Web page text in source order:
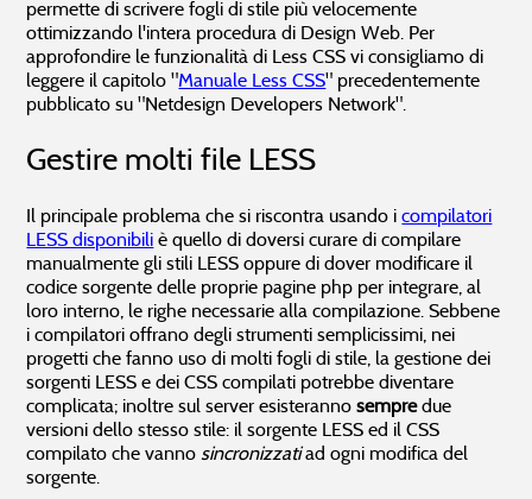
permette di scrivere fogli di stile più velocemente
ottimizzando l'intera procedura di Design Web. Per
approfondire le funzionalità di Less CSS vi consigliamo di
leggere il capitolo "Manuale Less CSS" precedentemente
pubblicato su "Netdesign Developers Network".
Gestire molti file LESS
Il principale problema che si riscontra usando icompilatori
LESS disponibili è quello di doversi curare di compilare
manualmente gli stili LESS oppure di dover modificare il
codice sorgente delle proprie pagine php per integrare, al
loro interno, le righe necessarie alla compilazione. Sebbene
i compilatori offrano degli strumenti semplicissimi, nei
progetti che fanno uso di molti fogli di stile, la gestione dei
sorgenti LESS e dei CSS compilati potrebbe diventare
complicata; inoltre sul server esisterannosempredue
versioni dello stesso stile: il sorgente LESS ed il CSS
compilato che vannosincronizzatiad ogni modifica del
sorgente.